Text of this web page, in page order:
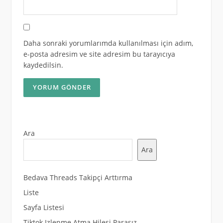
Daha sonraki yorumlarımda kullanılması için adım,
e-posta adresim ve site adresim bu tarayıcıya
kaydedilsin.
Ara
Ara
Bedava Threads Takipçi Arttırma
Liste
Sayfa Listesi